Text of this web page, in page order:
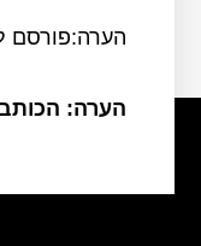
הערה:פורסם
הערה: